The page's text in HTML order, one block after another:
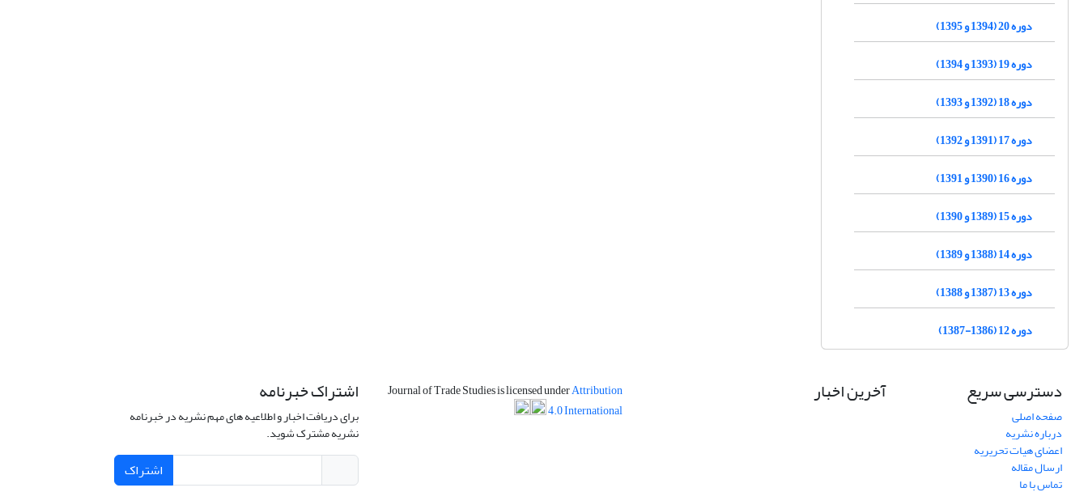
دوره 20 (1394 و 1395)
دوره 19 (1393 و 1394)
دوره 18 (1392 و 1393)
دوره 17 (1391 و 1392)
دوره 16 (1390 و 1391)
دوره 15 (1389 و 1390)
دوره 14 (1388 و 1389)
دوره 13 (1387 و 1388)
دوره 12 (1386-1387)
دسترسی سریع
صفحه اصلی
درباره نشریه
اعضای هیات تحریریه
ارسال مقاله
تماس با ما
آخرین اخبار Journal of Trade Studies is licensed underAttribution
4.0 International
اشتراک خبرنامه
برای دریافت اخبار و اطلاعیه های مهم نشریه در خبرنامه
نشریه مشترک شوید.
اشتراک